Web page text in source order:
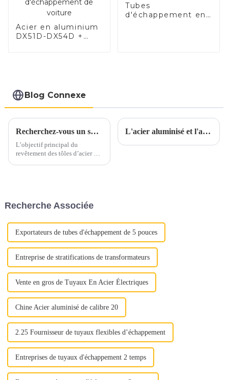
Acier en aluminium
DX51D-DX54D +
pour le tuyau
d'échappement de
voiture
Tubes
d'échappement en
Blog Connexe
Recherchez-vous un substitut à l’acier inoxydable et à l’aluminium ?
L’objectif principal du
revêtement des tôles d’acier est
l'agriculture, l'automobile, la
L'acier aluminisé et l'acier inoxydable aluminisé sont-ils parents ?
Recherche Associée
Exportateurs de tubes d'échappement de 5 pouces
Entreprise de stratifications de transformateurs
Vente en gros de Tuyaux En Acier Électriques
Chine Acier aluminisé de calibre 20
2.25 Fournisseur de tuyaux flexibles d’échappement
Entreprises de tuyaux d'échappement 2 temps